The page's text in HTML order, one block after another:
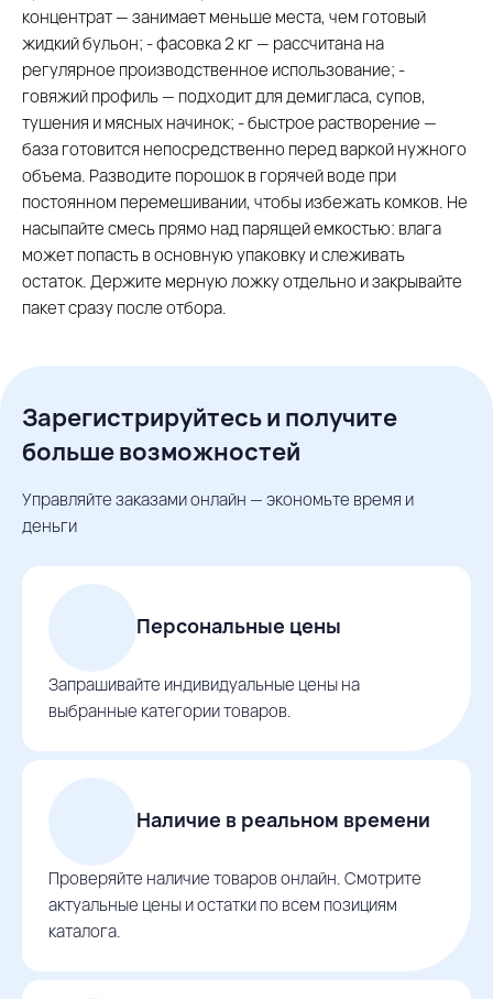
концентрат — занимает меньше места, чем готовый
жидкий бульон; - фасовка 2 кг — рассчитана на
регулярное производственное использование; -
говяжий профиль — подходит для демигласа, супов,
тушения и мясных начинок; - быстрое растворение —
база готовится непосредственно перед варкой нужного
объема. Разводите порошок в горячей воде при
постоянном перемешивании, чтобы избежать комков. Не
насыпайте смесь прямо над парящей емкостью: влага
может попасть в основную упаковку и слеживать
остаток. Держите мерную ложку отдельно и закрывайте
пакет сразу после отбора.
Зарегистрируйтесь и получите
больше возможностей
Управляйте заказами онлайн — экономьте время и
деньги
Персональные цены
Запрашивайте индивидуальные цены на
выбранные категории товаров.
Наличие в реальном времени
Проверяйте наличие товаров онлайн. Смотрите
актуальные цены и остатки по всем позициям
каталога.